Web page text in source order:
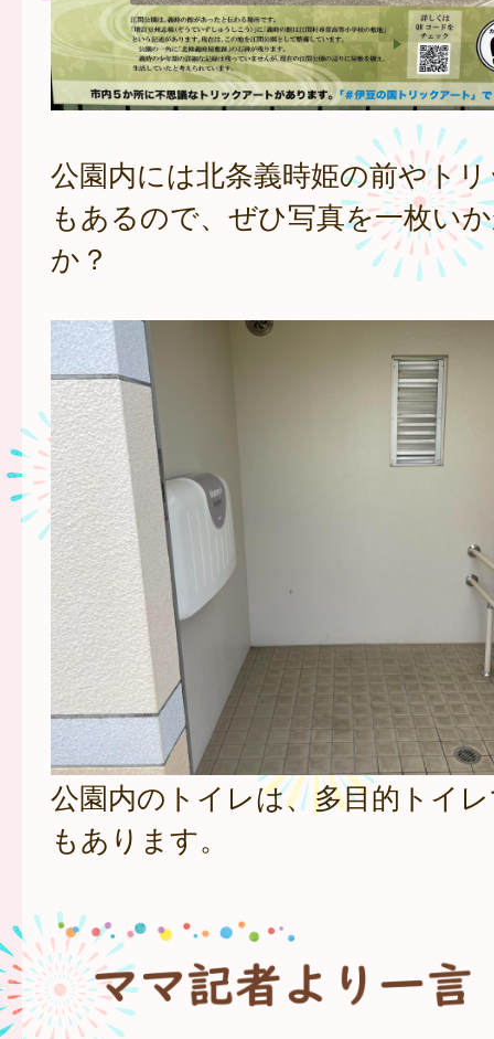
公園内には北条義時姫の前やト
もあるので、ぜひ写真を一枚い
か？
公園内のトイレは、多目的トイ
もあります。